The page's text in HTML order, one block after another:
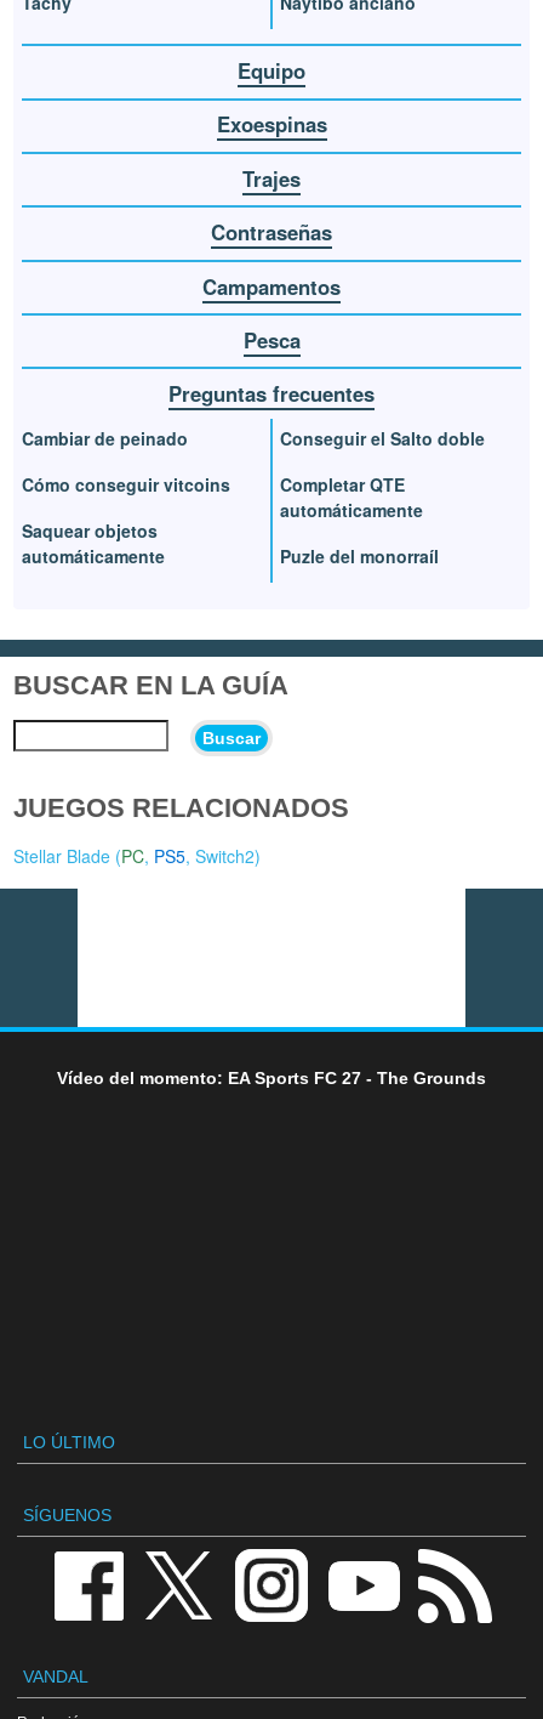
Equipo
Exoespinas
Trajes
Contraseñas
Campamentos
Pesca
Preguntas frecuentes
Cambiar de peinado
Cómo conseguir vitcoins
Saquear objetos
automáticamente
Conseguir el Salto doble
Completar QTE
automáticamente
Puzle del monorraíl
BUSCAR EN LA GUÍA
Buscar
JUEGOS RELACIONADOS
Stellar Blade (PC, PS5,Switch2)
Vídeo del momento: EA Sports FC 27 - The Grounds
LO ÚLTIMO
SÍGUENOS
VANDAL